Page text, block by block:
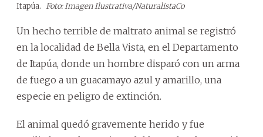
Itapúa. Foto: Imagen Ilustrativa/NaturalistaCo
Un hecho terrible de maltrato animal se registró
en la localidad de Bella Vista, en el Departamento
de Itapúa, donde un hombre disparó con un arma
de fuego a un guacamayo azul y amarillo, una
especie en peligro de extinción.
El animal quedó gravemente herido y fue